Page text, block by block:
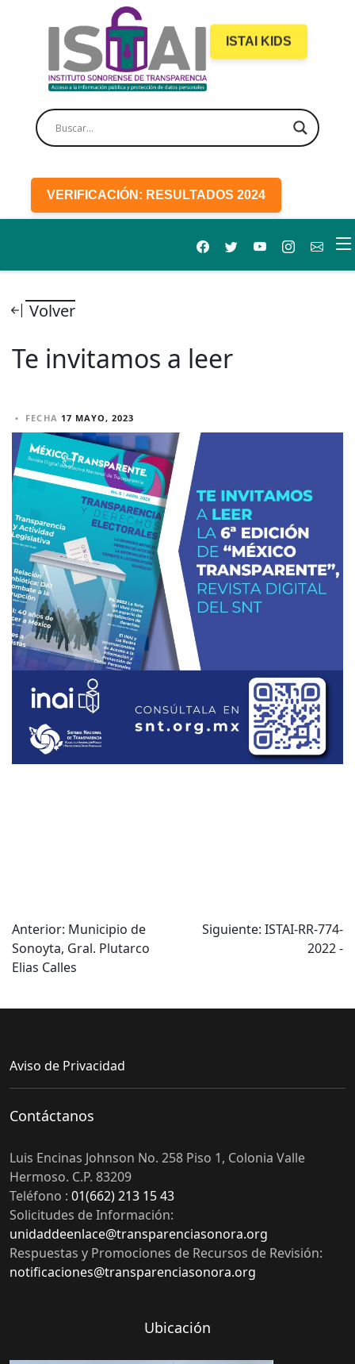
ISTAI KIDS
VERIFICACIÓN: RESULTADOS 2024
Volver
Te invitamos a leer
• FECHA 17 MAYO, 2023
Navegación
de
entradas
Anterior: Municipio de
Sonoyta, Gral. Plutarco
Elias Calles
Siguiente: ISTAI-RR-774-
2022 -
Aviso de Privacidad
Contáctanos
Luis Encinas Johnson No. 258 Piso 1, Colonia Valle
Hermoso. C.P. 83209
Teléfono : 01(662) 213 15 43
Solicitudes de Información:
unidaddeenlace@transparenciasonora.org
Respuestas y Promociones de Recursos de Revisión:
notificaciones@transparenciasonora.org
Ubicación